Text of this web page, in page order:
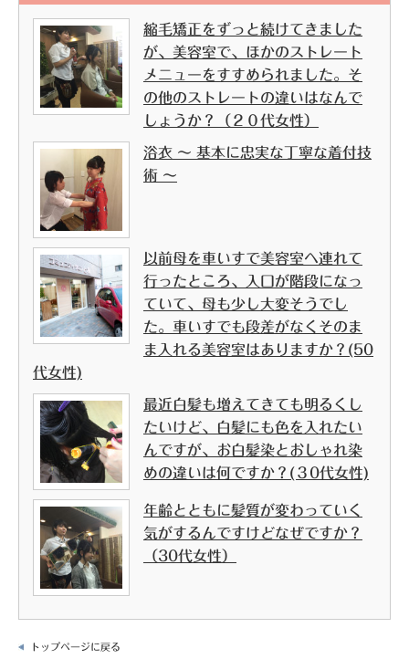
縮毛矯正をずっと続けてきました
が、美容室で、ほかのストレート
メニューをすすめられました。そ
の他のストレートの違いはなんで
しょうか？（２０代女性）
浴衣 ～ 基本に忠実な丁寧な着付技
術 ～
以前母を車いすで美容室へ連れて
行ったところ、入口が階段になっ
ていて、母も少し大変そうでし
た。車いすでも段差がなくそのま
ま入れる美容室はありますか？(50
代女性)
最近白髪も増えてきても明るくし
たいけど、白髪にも色を入れたい
んですが、お白髪染とおしゃれ染
めの違いは何ですか？(３0代女性)
年齢とともに髪質が変わっていく
気がするんですけどなぜですか？
（30代女性）
トップページに戻る